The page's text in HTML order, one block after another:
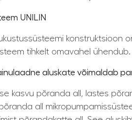
UNILIN
konstruktsioon
tihkelt omavahel
aluskate võimaldab
kasvu põranda all, lastes
all